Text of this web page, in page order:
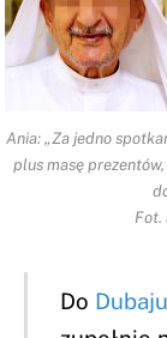
Ania: „Za jedno
plus masę
Fot.
Do Dubaju